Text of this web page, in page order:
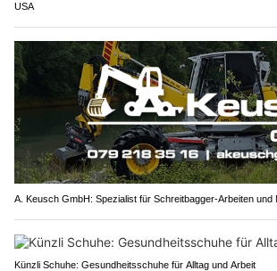
USA
A. Keusch GmbH: Spezialist für Schreitbagger-Arbeiten und
Künzli Schuhe: Gesundheitsschuhe für Alltag und Arbeit